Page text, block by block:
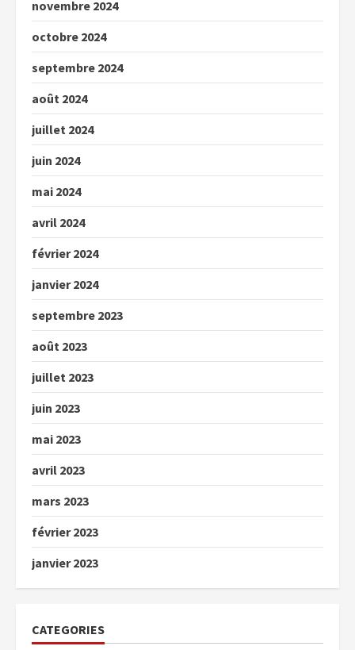
novembre 2024
octobre 2024
septembre 2024
août 2024
juillet 2024
juin 2024
mai 2024
avril 2024
février 2024
janvier 2024
septembre 2023
août 2023
juillet 2023
juin 2023
mai 2023
avril 2023
mars 2023
février 2023
janvier 2023
CATEGORIES